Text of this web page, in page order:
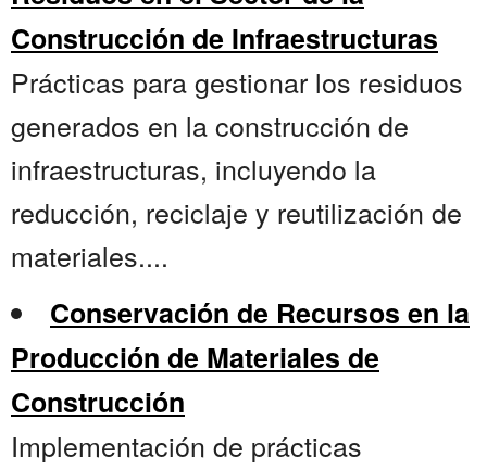
Construcción de Infraestructuras
Prácticas para gestionar los residuos
generados en la construcción de
infraestructuras, incluyendo la
reducción, reciclaje y reutilización de
materiales....
Conservación de Recursos en la
Producción de Materiales de
Construcción
Implementación de prácticas